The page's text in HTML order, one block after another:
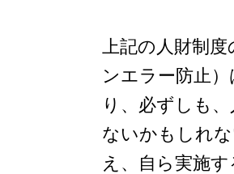
上記の人財制
ンエラー防止
り、必ずしも
ないかもしれ
え、自ら実施